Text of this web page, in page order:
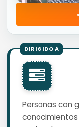
Personas con